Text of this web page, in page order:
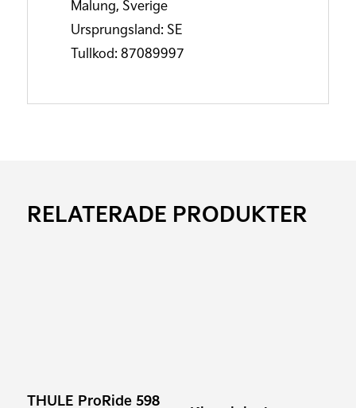
Malung, Sverige
Ursprungsland: SE
Tullkod: 87089997
RELATERADE PRODUKTER
THULE ProRide 598